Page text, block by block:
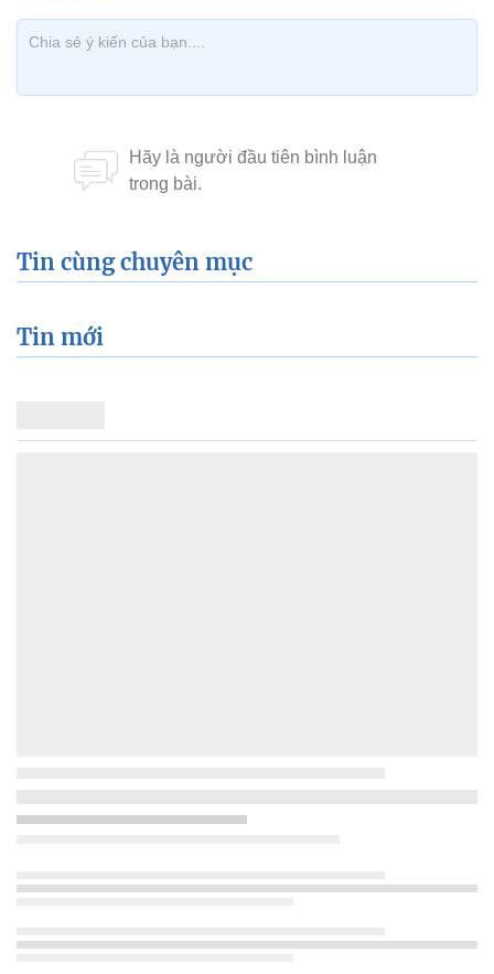
Tin cùng chuyên mục
Tin mới